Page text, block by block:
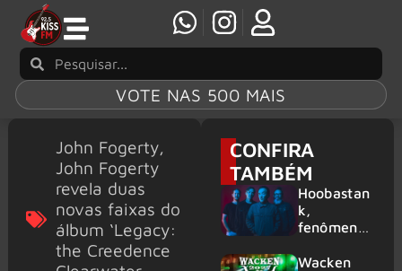
VOTE NAS 500 MAIS
John Fogerty,
John Fogerty
revela duas
novas faixas do
álbum ‘Legacy:
the Creedence
CONFIRA
TAMBÉM
Hoobastan
k,
fenômeno
rock anos
Wacken